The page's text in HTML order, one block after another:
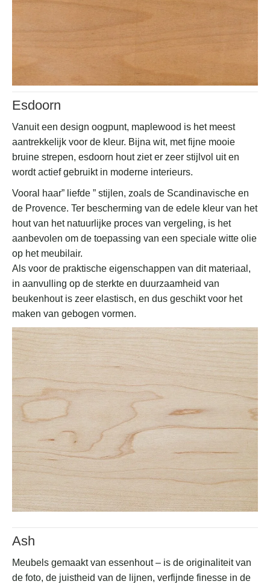
Esdoorn
Vanuit een design oogpunt, maplewood is het meest
aantrekkelijk voor de kleur. Bijna wit, met fijne mooie
bruine strepen, esdoorn hout ziet er zeer stijlvol uit en
wordt actief gebruikt in moderne interieurs.
Vooral haar” liefde ” stijlen, zoals de Scandinavische en
de Provence. Ter bescherming van de edele kleur van het
hout van het natuurlijke proces van vergeling, is het
aanbevolen om de toepassing van een speciale witte olie
op het meubilair.
Als voor de praktische eigenschappen van dit materiaal,
in aanvulling op de sterkte en duurzaamheid van
beukenhout is zeer elastisch, en dus geschikt voor het
maken van gebogen vormen.
Ash
Meubels gemaakt van essenhout – is de originaliteit van
de foto, de juistheid van de lijnen, verfijnde finesse in de